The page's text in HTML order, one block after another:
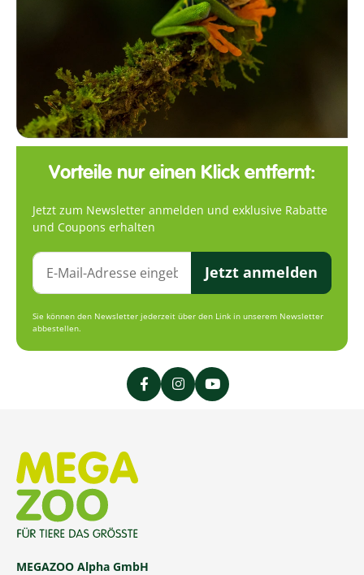
Vorteile nur einen Klick entfernt:
Jetzt zum Newsletter anmelden und exklusive Rabatte
und Coupons erhalten
Jetzt anmelden
Sie können den Newsletter jederzeit über den Link in unserem Newsletter
abbestellen.
MEGAZOO Alpha GmbH